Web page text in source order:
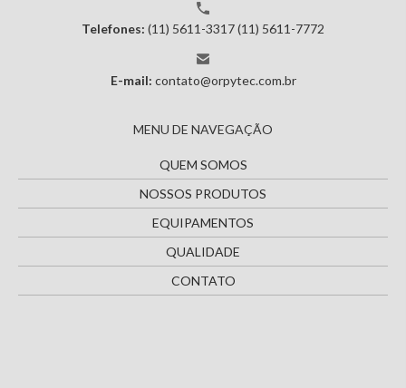
Telefones: (11) 5611-3317(11) 5611-7772
E-mail: contato@orpytec.com.br
MENU DE NAVEGAÇÃO
QUEM SOMOS
NOSSOS PRODUTOS
EQUIPAMENTOS
QUALIDADE
CONTATO